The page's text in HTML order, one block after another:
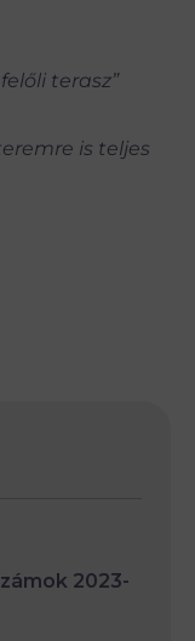
terasz”
is teljes
2023-